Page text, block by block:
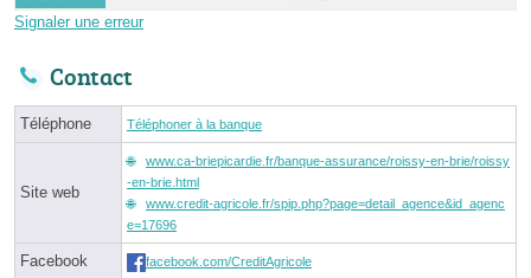
Signaler une erreur
Contact
Téléphone Téléphoner à la banque
Site web
www.ca-briepicardie.fr/banque-assurance/roissy-en-brie/roissy
-en-brie.html
www.credit-agricole.fr/spip.php?page=detail_agence&id_agenc
e=17696
Facebook facebook.com/CreditAgricole